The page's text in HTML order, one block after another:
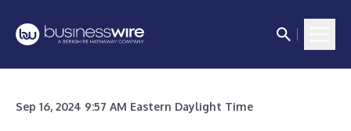
Sep 16, 2024 9:57 AM Eastern Daylight Time